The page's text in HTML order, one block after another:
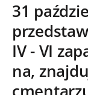
31
IV - VI
na,